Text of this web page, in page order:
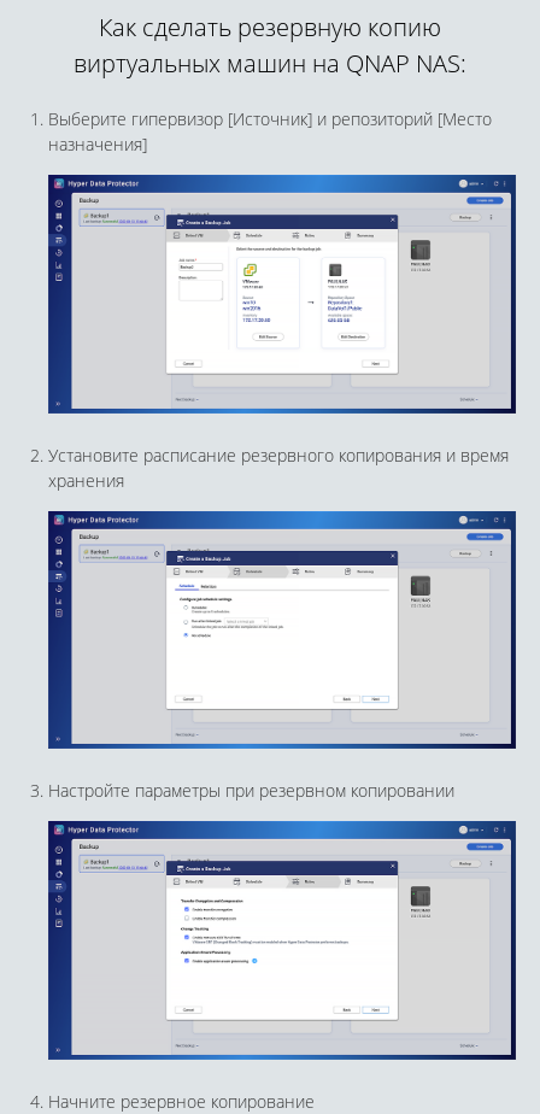
Как сделать резервную копию
виртуальных машин на QNAP NAS:
Выберите гипервизор [Источник] и репозиторий [Место
назначения]
Установите расписание резервного копирования и время
хранения
Настройте параметры при резервном копировании
Начните резервное копирование